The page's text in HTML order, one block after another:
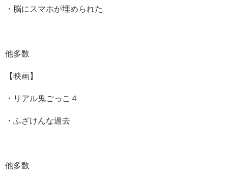
・脳にスマホが埋められた
他多数
【映画】
・リアル鬼ごっこ４
・ふざけんな過去
他多数